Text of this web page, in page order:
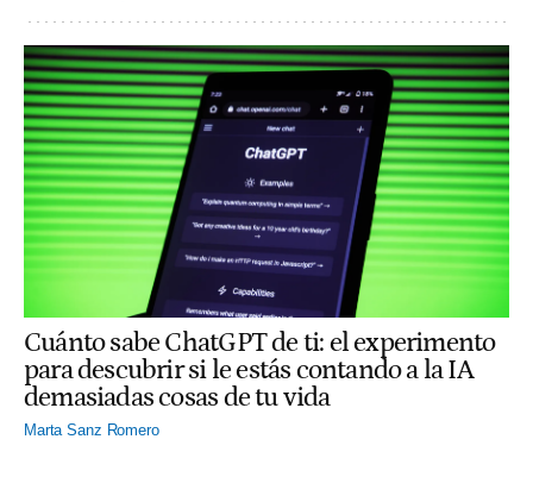
Cuánto sabe ChatGPT de ti: el experimento
para descubrir si le estás contando a la IA
demasiadas cosas de tu vida
Marta Sanz Romero